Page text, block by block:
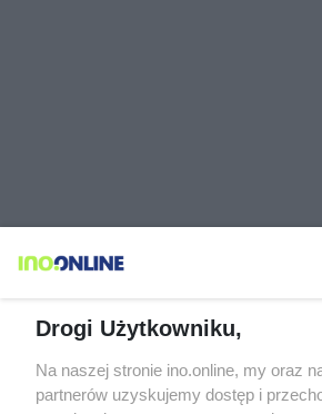
Drogi Użytkowniku,
Na naszej stronie ino.online, my oraz
partnerów uzyskujemy dostęp i